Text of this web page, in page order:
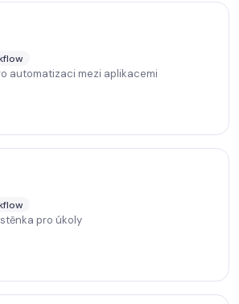
automatizaci mezi aplikacemi
pro úkoly